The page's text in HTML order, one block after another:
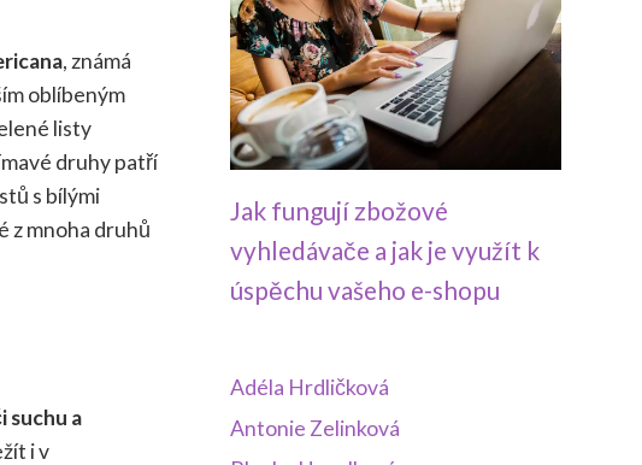
, známá
oblíbeným
listy
druhy patří
s bílými
z mnoha druhů
suchu a
i v
Jak fungují zbožové
vyhledávače a jak je využít k
úspěchu vašeho e-shopu
Adéla Hrdličková
Antonie Zelinková